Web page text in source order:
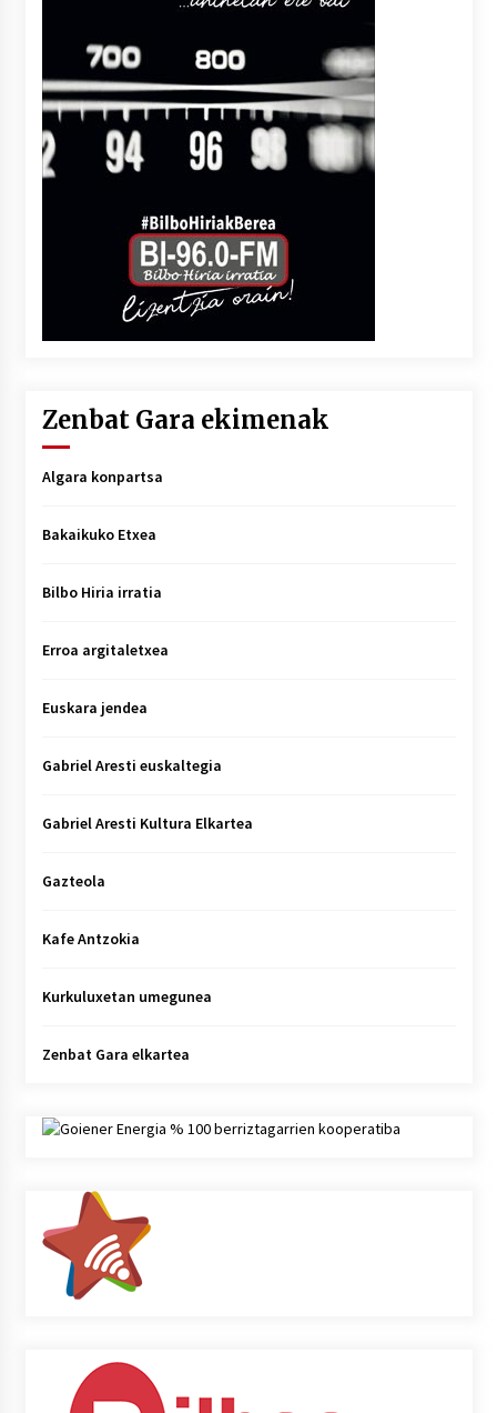
Zenbat Gara ekimenak
Algara konpartsa
Bakaikuko Etxea
Bilbo Hiria irratia
Erroa argitaletxea
Euskara jendea
Gabriel Aresti euskaltegia
Gabriel Aresti Kultura Elkartea
Gazteola
Kafe Antzokia
Kurkuluxetan umegunea
Zenbat Gara elkartea